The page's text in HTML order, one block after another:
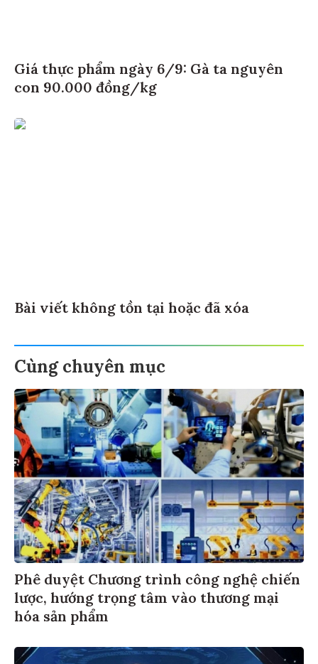
Giá thực phẩm ngày 6/9: Gà ta nguyên
con 90.000 đồng/kg
Bài viết không tồn tại hoặc đã xóa
Cùng chuyên mục
Phê duyệt Chương trình công nghệ chiến
lược, hướng trọng tâm vào thương mại
hóa sản phẩm